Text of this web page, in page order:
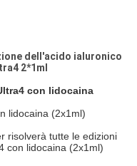
dell'acido ialuronico
2*1ml
con lidocaina
lidocaina (2x1ml)
risolverà tutte le edizioni
con lidocaina (2x1ml)